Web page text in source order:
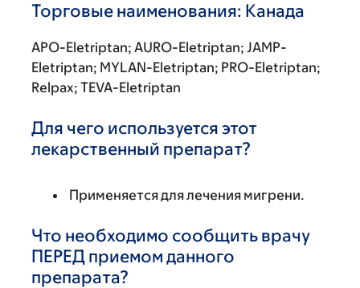
Торговые наименования: Канада
APO-Eletriptan; AURO-Eletriptan; JAMP-
Eletriptan; MYLAN-Eletriptan; PRO-Eletriptan;
Relpax; TEVA-Eletriptan
Для чего используется этот
лекарственный препарат?
Применяется для лечения мигрени.
Что необходимо сообщить врачу
ПЕРЕД приемом данного
препарата?